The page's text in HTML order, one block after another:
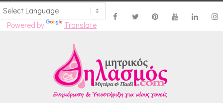
Powered by Translate